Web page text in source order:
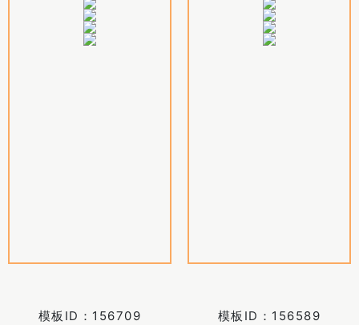
模板ID： 156709 模板ID： 156589